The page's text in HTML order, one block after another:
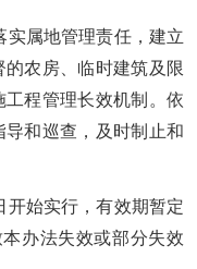
属地管理责任，建立
农房、临时建筑及限
程管理长效机制。依
和巡查，及时制止和
开始实行，有效期暂定
办法失效或部分失效